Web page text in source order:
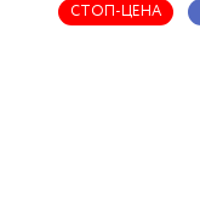
СТОП-ЦЕНА